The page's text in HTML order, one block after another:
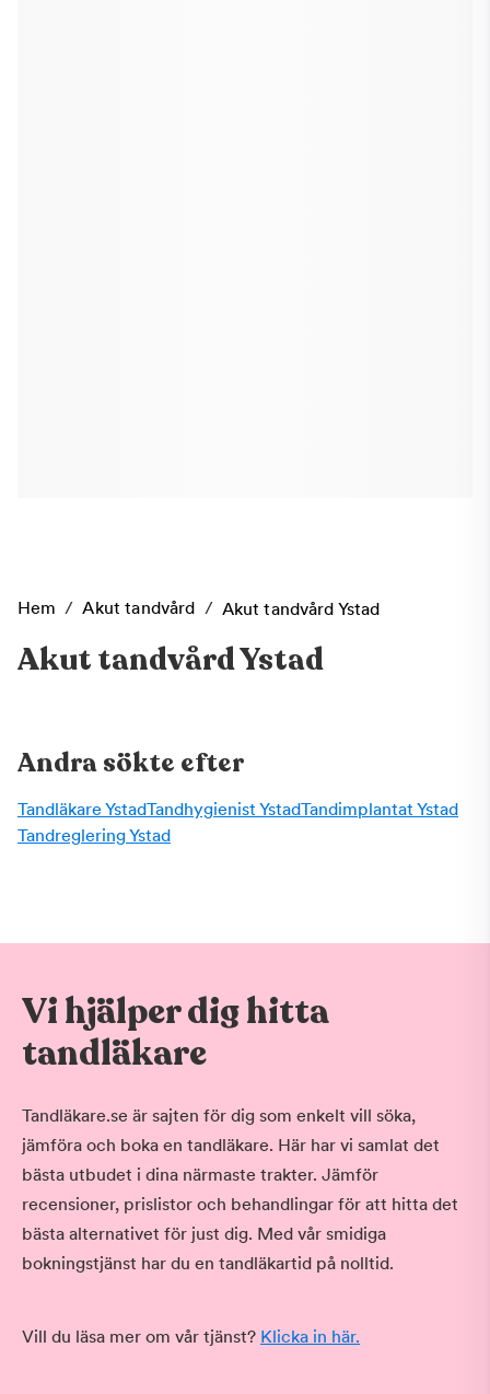
Hem / Akut tandvård / Akut tandvård Ystad
Akut tandvård Ystad
Andra sökte efter
Tandläkare YstadTandhygienist YstadTandimplantat Ystad
Tandreglering Ystad
Vi hjälper dig hitta
tandläkare
Tandläkare.se är sajten för dig som enkelt vill söka,
jämföra och boka en tandläkare. Här har vi samlat det
bästa utbudet i dina närmaste trakter. Jämför
recensioner, prislistor och behandlingar för att hitta det
bästa alternativet för just dig. Med vår smidiga
bokningstjänst har du en tandläkartid på nolltid.
Vill du läsa mer om vår tjänst? Klicka in här.